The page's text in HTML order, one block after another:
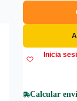
Inicia
Calcular